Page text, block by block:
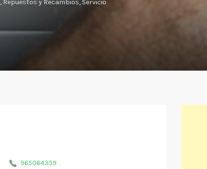
Repuestos y Recambios Servicio
965064359